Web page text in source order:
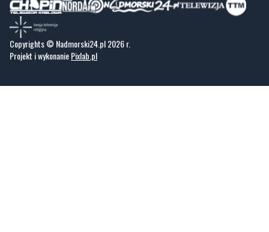
Copyrights © Nadmorski24.pl 2026 r.
Projekt i wykonaniePixlab.pl